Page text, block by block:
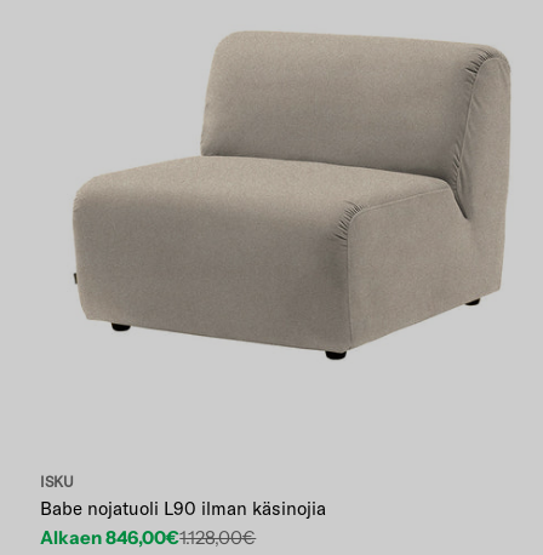
ISKU
Babe nojatuoli L90 ilman käsinojia
Etuhinta
Alkaen 846,00€
Normaalihinta 1.128,00€